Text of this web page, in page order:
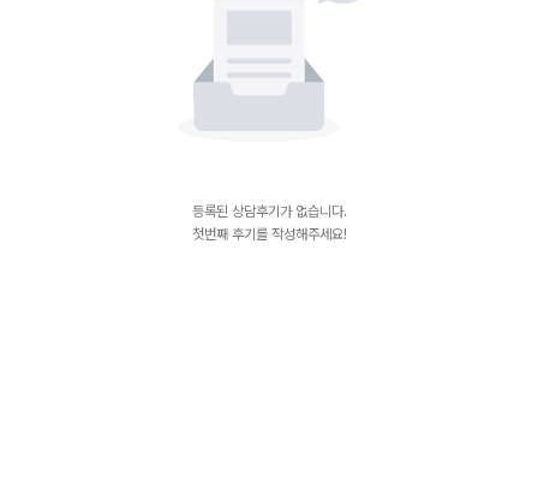
등록된 상담후기가 없습니다.
첫번째 후기를 작성해주세요!